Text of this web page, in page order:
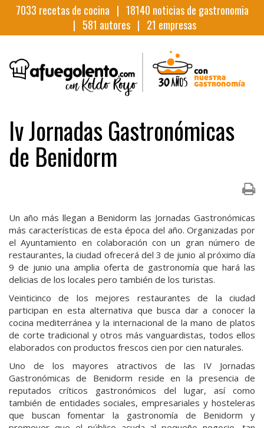
7033 recetas de cocina | 18140 noticias de gastronomia
| 581 autores | 21 empresas
Iv Jornadas Gastronómicas
de Benidorm
Un año más llegan a Benidorm las Jornadas Gastronómicas
más características de esta época del año. Organizadas por
el Ayuntamiento en colaboración con un gran número de
restaurantes, la ciudad ofrecerá del 3 de junio al próximo día
9 de junio una amplia oferta de gastronomía que hará las
delicias de los locales pero también de los turistas.
Veinticinco de los mejores restaurantes de la ciudad
participan en esta alternativa que busca dar a conocer la
cocina mediterránea y la internacional de la mano de platos
de corte tradicional y otros más vanguardistas, todos ellos
elaborados con productos frescos cien por cien naturales.
Uno de los mayores atractivos de las IV Jornadas
Gastronómicas de Benidorm reside en la presencia de
reputados críticos gastronómicos del lugar, así como
también de entidades sociales, empresariales y hosteleras
que buscan fomentar la gastronomía de Benidorm y